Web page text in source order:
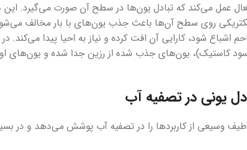
عمل می‌کند که تبادل یون‌ها در سطح آن صورت می‌گیرد. این
روی سطح آن‌ها باعث جذب یون‌های با بار مخالف
شود، کارایی آن افت کرده و نیاز به احیا پیدا می‌کند. در
کاستیک)، یون‌های جذب شده از رزین جدا شده و یون‌های
یونی در تصفیه آب
طیف وسیعی از کاربردها را در تصفیه آب پوشش می‌دهد و در